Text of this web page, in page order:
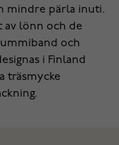
mindre pärla inuti.
lönn och de
och
i Finland
träsmycke